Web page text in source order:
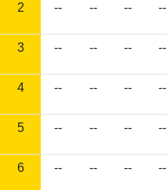
2 -- -- -- --
3 -- -- -- --
4 -- -- -- --
5 -- -- -- --
6 -- -- -- --